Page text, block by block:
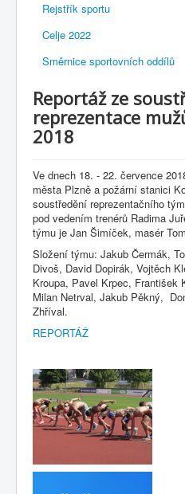
Rejstřík sportu
Celje 2022
Směrnice sportovních oddílů
Reportáž ze
reprezentace
2018
Ve dnech 18. - 22. července
města Plzně a požární stanici
soustředění reprezentačního
pod vedením trenérů Radima
týmu je Jan Šimíček, masér
Složení týmu: Jakub Čermák,
Divoš, David Dopirák, Vojtěch
Kroupa, Pavel Krpec, František
Milan Netrval, Jakub Pěkný,
Zhříval.
REPORTÁŽ